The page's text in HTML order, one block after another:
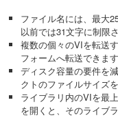
ファイル名には、最大
以前では31文字に制限
複数の個々のVIを転送
フォームへ転送できます
ディスク容量の要件を
クトのファイルサイズ
ライブラリ内のVIを最
を開くと、そのライブ